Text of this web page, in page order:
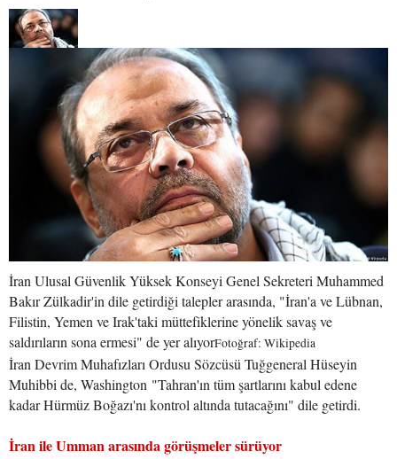
İran Ulusal Güvenlik Yüksek Konseyi Genel Sekreteri Muhammed
Bakır Zülkadir'in dile getirdiği talepler arasında, "İran'a ve Lübnan,
Filistin, Yemen ve Irak'taki müttefiklerine yönelik savaş ve
saldırıların sona ermesi" de yer alıyorFotoğraf: Wikipedia
İran Devrim Muhafızları Ordusu Sözcüsü Tuğgeneral Hüseyin
Muhibbi de, Washington "Tahran'ın tüm şartlarını kabul edene
kadar Hürmüz Boğazı'nı kontrol altında tutacağını" dile getirdi.
İran ile Umman arasında görüşmeler sürüyor